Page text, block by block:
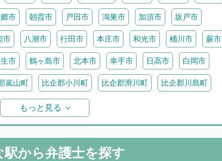
市 朝霞市 戸田市 鴻巣市 加須市 坂戸市
市 八潮市 行田市 本庄市 和光市 桶川市 蕨市
市 鶴ヶ島市 北本市 幸手市 日高市 白岡市
嵐山町 比企郡小川町 比企郡滑川町 比企郡川島町
がわ町 入間郡三芳町
上里町 児玉郡神川町 児玉郡美里町 大里郡寄居町
瀬町 秩父郡長瀞町 秩父郡東秩父村
もっと見る
駅から弁護士を探す